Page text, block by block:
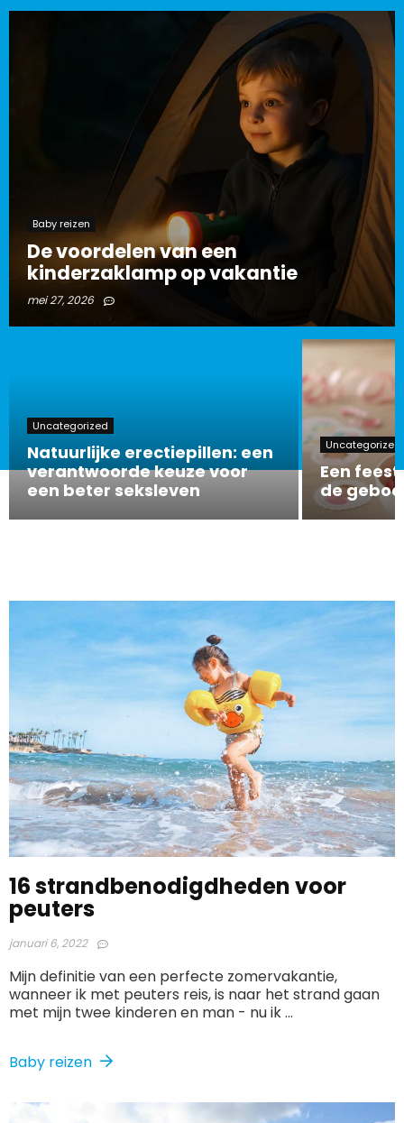
Baby reizen
De voordelen van een
kinderzaklamp op vakantie
mei 27, 2026
Uncategorized
Natuurlijke erectiepillen: een
verantwoorde keuze voor
een beter seksleven
Uncategorized
Een
de
16 strandbenodigdheden voor
peuters
januari 6, 2022
Mijn definitie van een perfecte zomervakantie,
wanneer ik met peuters reis, is naar het strand gaan
met mijn twee kinderen en man - nu ik ...
Baby reizen